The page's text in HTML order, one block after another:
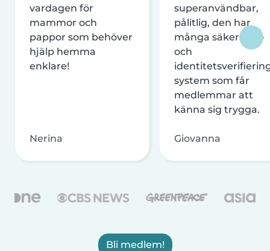
vardagen för
mammor och
pappor som behöver
hjälp hemma
enklare!
Nerina
superanvändbar,
pålitlig, den har
många säkerhets-
och
system som får
medlemmar att
känna sig trygga.
Giovanna
Bli medlem!